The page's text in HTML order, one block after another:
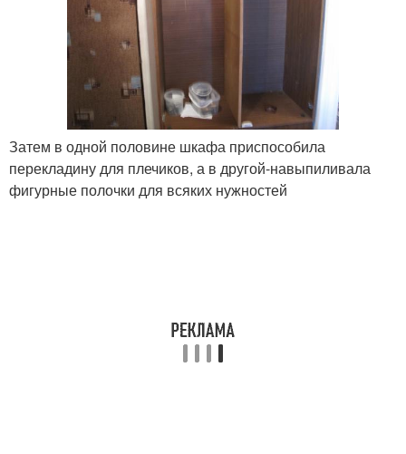
Затем в одной половине шкафа приспособила
перекладину для плечиков, а в другой-навыпиливала
фигурные полочки для всяких нужностей